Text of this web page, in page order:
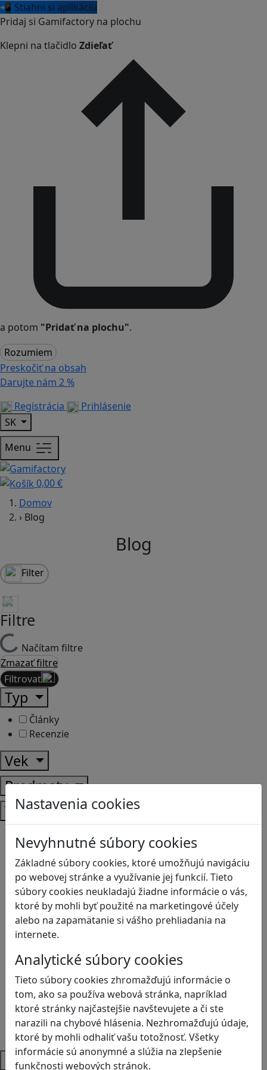
📲 Stiahni si aplikáciu
Pridaj si Gamifactory na plochu
Klepni na tlačidlo Zdieľať
a potom "Pridať na plochu".
Rozumiem
Preskočiť na obsah
Darujte nám 2 %
Registrácia
Prihlásenie
SK
Menu
0,00 €
Nastavenia cookies
Nevyhnutné súbory cookies
Základné súbory cookies, ktoré umožňujú navigáciu
po webovej stránke a využívanie jej funkcií. Tieto
súbory cookies neukladajú žiadne informácie o vás,
ktoré by mohli byť použité na marketingové účely
alebo na zapamätanie si vášho prehliadania na
internete.
Analytické súbory cookies
Tieto súbory cookies zhromažďujú informácie o
tom, ako sa používa webová stránka, napríklad
ktoré stránky najčastejšie navštevujete a či ste
narazili na chybové hlásenia. Nezhromažďujú údaje,
ktoré by mohli odhaliť vašu totožnosť. Všetky
informácie sú anonymné a slúžia na zlepšenie
funkčnosti webových stránok.
Domov
› Blog
Blog
Filter
Filtre
Načítam filtre
Zmazať filtre
Filtrovať
Typ
Články
Recenzie
Vek
Predmety
Témy
Čítanie s porozumením
Digitálna rovnováha
Ekológia
Globálne vzdelávanie
Kreativita
Kritické myslenie
Kyberšikana
Ľudské práva a tolerancia
Motorika a koncentrácia
Programovanie/Technika
Sociálne zručnosti a kooperácia
Strategické myslenie
Zdravie a pohyb
Platformy